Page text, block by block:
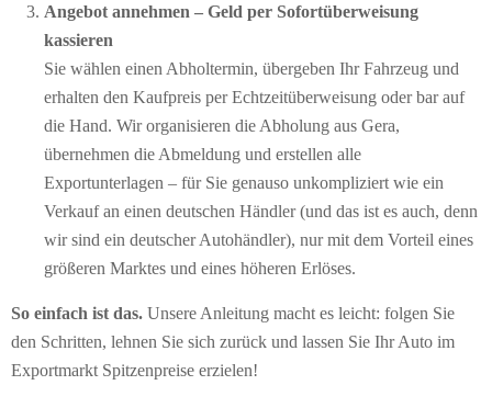
Angebot annehmen – Geld per Sofort­überweisung
kassieren
Sie wählen einen Abholtermin, übergeben Ihr Fahrzeug und
erhalten den Kaufpreis per Echtzeitüberweisung oder bar auf
die Hand. Wir organisieren die Abholung aus Gera,
übernehmen die Abmeldung und erstellen alle
Exportunterlagen – für Sie genauso unkompliziert wie ein
Verkauf an einen deutschen Händler (und das ist es auch, denn
wir sind ein deutscher Autohändler), nur mit dem Vorteil eines
größeren Marktes und eines höheren Erlöses.
So einfach ist das. Unsere Anleitung macht es leicht: folgen Sie
den Schritten, lehnen Sie sich zurück und lassen Sie Ihr Auto im
Exportmarkt Spitzenpreise erzielen!